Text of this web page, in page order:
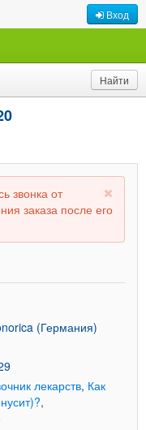
Вход
звонка от
заказа после его
(Германия)
лекарств, Как
,